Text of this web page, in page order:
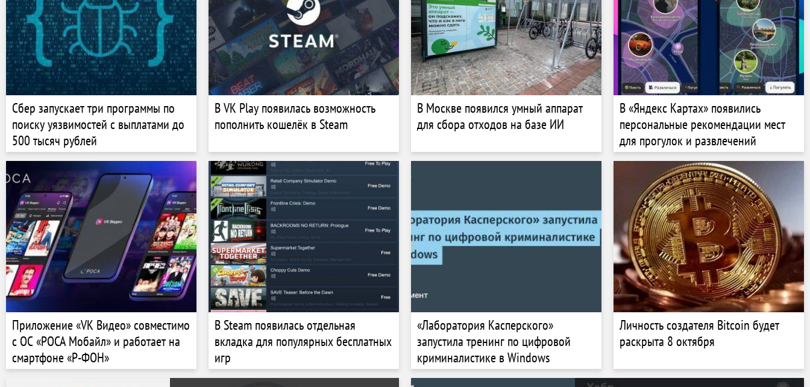
Сбер запускает три программы по
поиску уязвимостей с выплатами до
500 тысяч рублей
В VK Play появилась возможность
пополнить кошелёк в Steam
В Москве появился умный аппарат
для сбора отходов на базе ИИ
В «Яндекс Картах» появились
персональные рекомендации мест
для прогулок и развлечений
Приложение «VK Видео» совместимо
с ОС «РОСА Мобайл» и работает на
смартфоне «Р-ФОН»
В Steam появилась отдельная
вкладка для популярных бесплатных
игр
«Лаборатория Касперского»
запустила тренинг по цифровой
криминалистике в Windows
Личность создателя Bitcoin будет
раскрыта 8 октября